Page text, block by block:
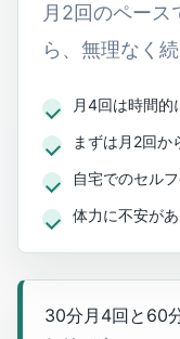
月2回のペース
ら、無理なく
月4回は時間的
まずは月2回か
自宅でのセル
体力に不安が
30分月4回と60